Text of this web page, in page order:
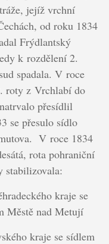
jejíž vrchní
od roku 1834
Frýdlantský
k rozdělení 2.
spadala. V roce
roty z Vrchlabí do
přesídlil
se přesulo sídlo
V roce 1834
rota pohraniční
stabilizovala:
kraje se
Městě nad Metují
kraje se sídlem